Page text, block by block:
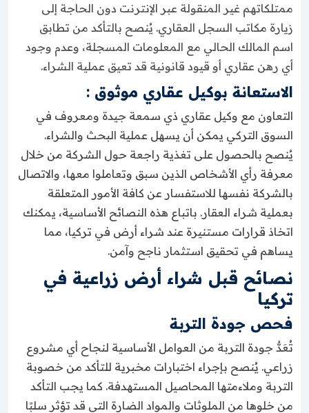
ممتلكاتهم غير المنقولة عبر الإنترنت دون الحاجة إلى
زيارة مكاتب السجل العقاري. يُنصح بالتأكد من تطابق
اسم المالك الحالي مع المعلومات المسجلة، وعدم وجود
أي رهن عقاري أو قيود قانونية قد تعيق عملية الشراء.
الاستعانة بوكيل عقاري موثوق :
التعاون مع وكيل عقاري ذي سمعة جيدة ومعروف في
السوق التركي يمكن أن يسهل عملية البحث والشراء.
يُنصح بالحصول على تغذية راجعة حول الشركة من خلال
معرفة رأي الأشخاص الذين سبق وتعاملوا معها، والاتصال
بالشركة نفسها للاستفسار عن كافة الأمور المتعلقة
بعملية شراء العقار. باتباع هذه النصائح الأساسية، يمكنك
اتخاذ قرارات مستنيرة عند شراء أرض في تركيا، مما
يساهم في تحقيق استثمار ناجح وآمن.
نصائح قبل شراء أرض زراعية في
تركيا
فحص جودة التربة
تُعَدُّ جودة التربة من العوامل الأساسية لنجاح أي مشروع
زراعي. يُنصح بإجراء اختبارات مخبرية للتأكد من خصوبة
التربة وملاءمتها المحاصيل المستهدفة. كما يجب التأكد
من خلوها من الملوثات والمواد الضارة التي قد تؤثر سلبًا